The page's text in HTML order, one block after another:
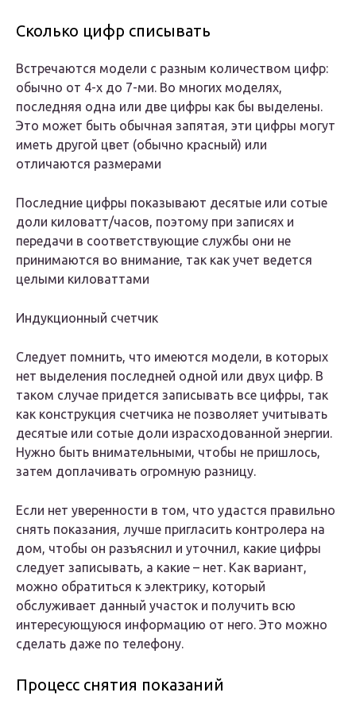
Сколько цифр списывать
Встречаются модели с разным количеством цифр:
обычно от 4-х до 7-ми. Во многих моделях,
последняя одна или две цифры как бы выделены.
Это может быть обычная запятая, эти цифры могут
иметь другой цвет (обычно красный) или
отличаются размерами
Последние цифры показывают десятые или сотые
доли киловатт/часов, поэтому при записях и
передачи в соответствующие службы они не
принимаются во внимание, так как учет ведется
целыми киловаттами
Индукционный счетчик
Следует помнить, что имеются модели, в которых
нет выделения последней одной или двух цифр. В
таком случае придется записывать все цифры, так
как конструкция счетчика не позволяет учитывать
десятые или сотые доли израсходованной энергии.
Нужно быть внимательными, чтобы не пришлось,
затем доплачивать огромную разницу.
Если нет уверенности в том, что удастся правильно
снять показания, лучше пригласить контролера на
дом, чтобы он разъяснил и уточнил, какие цифры
следует записывать, а какие – нет. Как вариант,
можно обратиться к электрику, который
обслуживает данный участок и получить всю
интересующуюся информацию от него. Это можно
сделать даже по телефону.
Процесс снятия показаний